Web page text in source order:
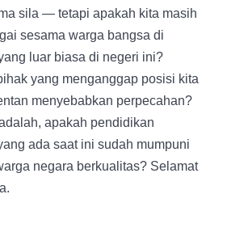
sila — tetapi apakah kita masih
sesama warga bangsa di
luar biasa di negeri ini?
yang menganggap posisi kita
menyebabkan perpecahan?
apakah pendidikan
ada saat ini sudah mumpuni
negara berkualitas? Selamat